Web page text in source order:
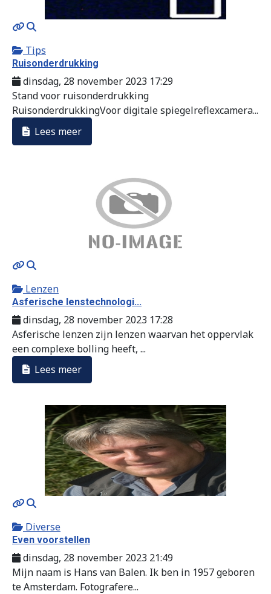
MOD_JTCS_VIEW_ARTICLE_LINK
Tips
Ruisonderdrukking
dinsdag, 28 november 2023 17:29
Stand voor ruisonderdrukking
RuisonderdrukkingVoor digitale spiegelreflexcamera...
Lees meer
MOD_JTCS_VIEW_ARTICLE_LINK
Lenzen
Asferische lenstechnologi...
dinsdag, 28 november 2023 17:28
Asferische lenzen zijn lenzen waarvan het oppervlak
een complexe bolling heeft, ...
Lees meer
MOD_JTCS_VIEW_ARTICLE_LINK
Diverse
Even voorstellen
dinsdag, 28 november 2023 21:49
Mijn naam is Hans van Balen. Ik ben in 1957 geboren
te Amsterdam. Fotografere...